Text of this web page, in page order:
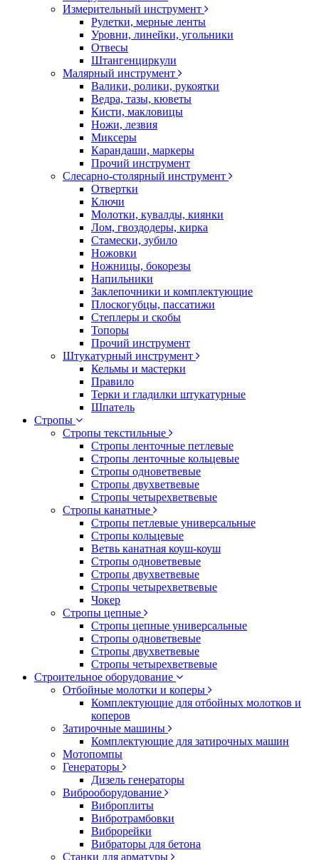
Измерительный инструмент
Рулетки, мерные ленты
Уровни, линейки, угольники
Отвесы
Штангенциркули
Малярный инструмент
Валики, ролики, рукоятки
Ведра, тазы, кюветы
Кисти, макловицы
Ножи, лезвия
Миксеры
Карандаши, маркеры
Прочий инструмент
Слесарно-столярный инструмент
Отвертки
Ключи
Молотки, кувалды, киянки
Лом, гвоздодеры, кирка
Стамески, зубило
Ножовки
Ножницы, бокорезы
Напильники
Заклепочники и комплектующие
Плоскогубцы, пассатижи
Степлеры и скобы
Топоры
Прочий инструмент
Штукатурный инструмент
Кельмы и мастерки
Правило
Терки и гладилки штукатурные
Шпатель
Стропы
Стропы текстильные
Стропы ленточные петлевые
Стропы ленточные кольцевые
Стропы одноветвевые
Стропы двухветвевые
Стропы четырехветвевые
Стропы канатные
Стропы петлевые универсальные
Стропы кольцевые
Ветвь канатная коуш-коуш
Стропы одноветвевые
Стропы двухветвевые
Стропы четырехветвевые
Чокер
Стропы цепные
Стропы цепные универсальные
Стропы одноветвевые
Стропы двухветвевые
Стропы четырехветвевые
Строительное оборудование
Отбойные молотки и коперы
Комплектующие для отбойных молотков и
коперов
Затирочные машины
Комплектующие для затирочных машин
Мотопомпы
Генераторы
Дизель генераторы
Виброоборудование
Виброплиты
Вибротрамбовки
Виброрейки
Вибраторы для бетона
Станки для арматуры